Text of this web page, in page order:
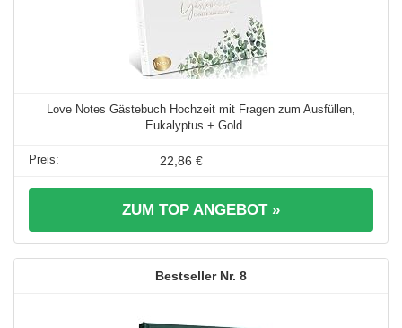
Love Notes Gästebuch Hochzeit mit Fragen zum Ausfüllen,
Eukalyptus + Gold ...
22,86 €
ZUM TOP ANGEBOT »
8